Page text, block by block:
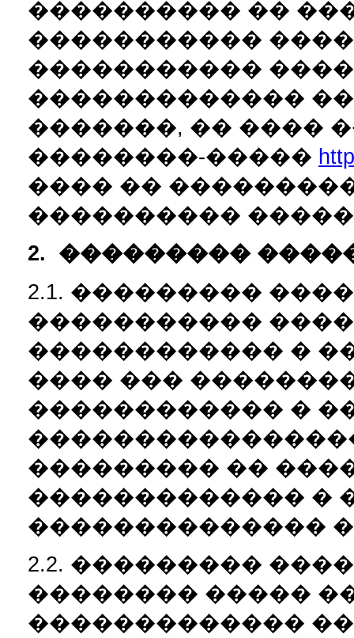
���������� ��
�����������
�����������
�������������
�������, �� ����
��������-�����
���� ��
����������
2. ���������
2.1. ���������
�����������
������������ �
���� ���
������������ �
��������� ��
������������� �
��������������
2.2. ���������
�������� �����
�������������